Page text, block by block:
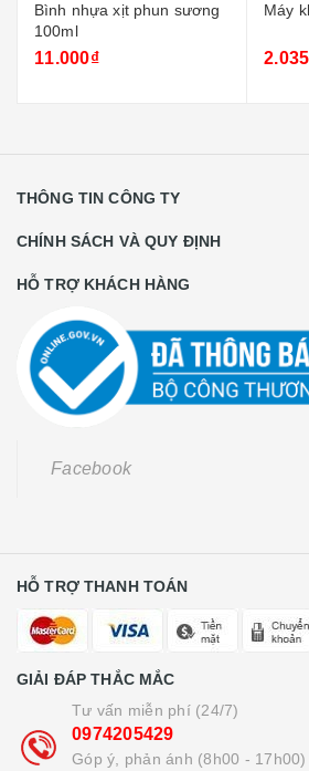
Bình nhựa xịt phun sương
100ml
11.000₫
Máy
THÔNG TIN CÔNG TY
CHÍNH SÁCH VÀ QUY ĐỊNH
HỖ TRỢ KHÁCH HÀNG
Facebook
HỖ TRỢ THANH TOÁN
GIẢI ĐÁP THẮC MẮC
Tư vấn miễn phí (24/7)
0974205429
Góp ý, phản ánh (8h00 - 17h00)